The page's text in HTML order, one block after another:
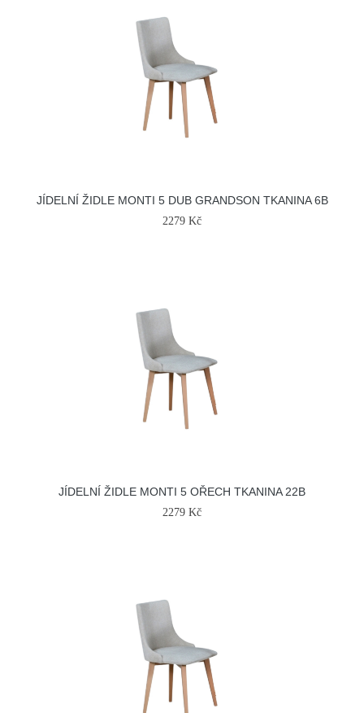
JÍDELNÍ ŽIDLE MONTI 5 DUB GRANDSON TKANINA 6B
2279 Kč
JÍDELNÍ ŽIDLE MONTI 5 OŘECH TKANINA 22B
2279 Kč